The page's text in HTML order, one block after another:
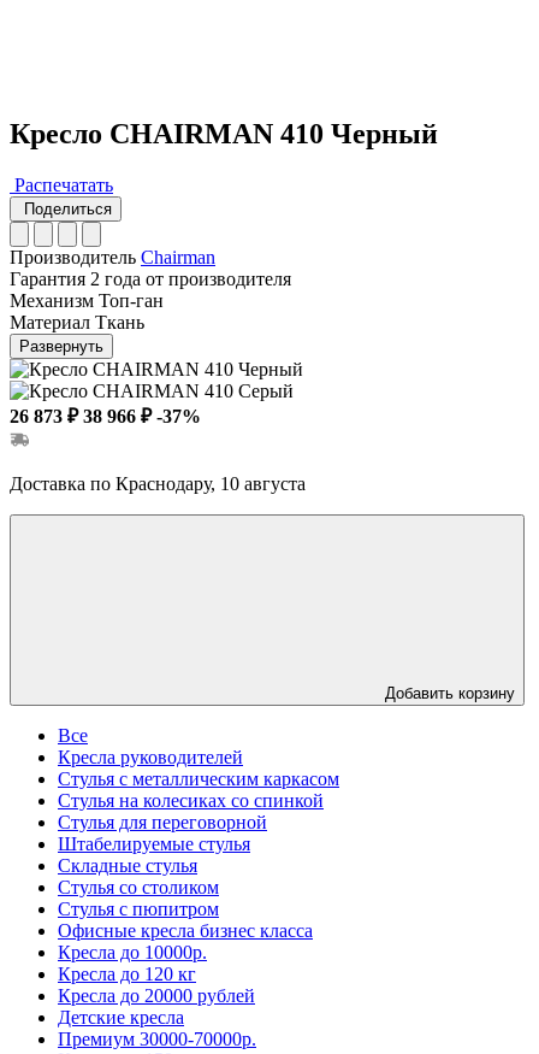
Кресло CHAIRMAN 410 Черный
Распечатать
Поделиться
Производитель Chairman
Гарантия 2 года от производителя
Механизм Топ-ган
Материал Ткань
Развернуть
26 873 ₽ 38 966 ₽ -37%
Доставка по Краснодару, 10 августа
Добавить корзину
Все
Кресла руководителей
Стулья с металлическим каркасом
Стулья на колесиках со спинкой
Стулья для переговорной
Штабелируемые стулья
Складные стулья
Стулья со столиком
Стулья с пюпитром
Офисные кресла бизнес класса
Кресла до 10000р.
Кресла до 120 кг
Кресла до 20000 рублей
Детские кресла
Премиум 30000-70000р.